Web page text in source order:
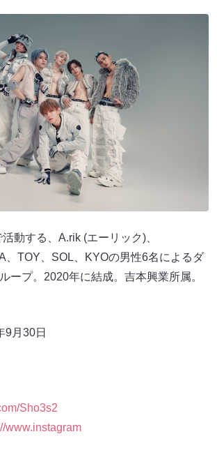
動する、A.rik (エーリック)、
、TOY、SOL、KYOの男性6名によるダ
ープ。2020年に結成。吉本興業所属。
9月30日
Sho3s2
www.instagram